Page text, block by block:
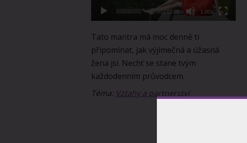
00:00| 03:01 1.00x
Tato mantra má moc denně ti
připomínat, jak výjimečná a úžasná
žena jsi. Nechť se stane tvým
každodenním průvodcem.
Téma: Vztahy a partnerství